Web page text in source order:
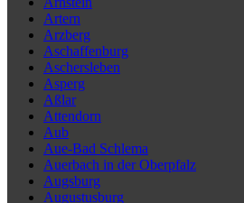
Artern
Arzberg
Aschaffenburg
Aschersleben
Asperg
Aßlar
Attendorn
Aub
Aue-Bad Schlema
Auerbach in der Oberpfalz
Augsburg
Augustusburg